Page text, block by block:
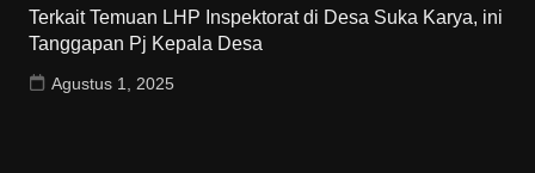
Terkait Temuan LHP Inspektorat di Desa Suka Karya, ini
Tanggapan Pj Kepala Desa
Agustus 1, 2025